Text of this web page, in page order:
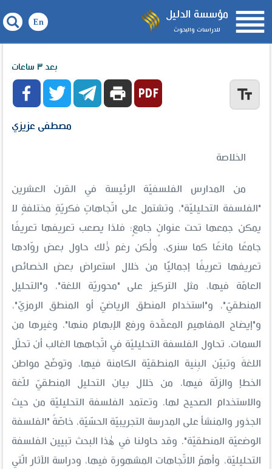
مؤسسة الدليل
للدراسات والبحوث 
الفلسفة التحليليّة وأثرها على المعرفة الدينية
بعد ٣ ساعات
   print text_fields
مصطفى عزيزي
الخلاصة
من المدارس الفلسفيّة الرئيسة في القرن العشرين
"الفلسفة التحليليّة"، وتشتمل على اتّجاهاتٍ فكريّةٍ مختلفةٍ لا
يمكن جمعها تحت عنوانٍ جامعٍ؛ فلذا يصعب تعريفها تعريفًا
جامعًا مانعًا كما سنرى، ولٰكن رغم ذٰلك حاول بعض روّادها
تعريفها تعريفًا إجماليًّا من خلال استعراض بعض الخصائص
العامّة فيها، مثل التركيز على "محوريّة اللغة"، و"التحليل
المنطقيّ"، و"استخدام المنطق الرياضيّ أو المنطق الرمزيّ"،
و"إيضاح المفاهيم المعقّدة ورفع الإبهام منها"، وغيرها من
السمات. تحاول الفلسفة التحليليّة في اتّجاهها الغالب أن تحلّل
اللغةَ وتبيّن البِنية المنطقيّة الكامنة فيها، وتوضّح مواطن
الخطإ والزلّة فيها، من خلال بيان التحليل المنطقيّ للّغة
والاستخدام الصحيح لها. وتعتمد الفلسفة التحليليّة من حيث
الجذور والمنشأ على المدرسة التجريبيّة الحسّيّة، خاصّةً "الفلسفة
الوضعيّة المنطقيّة". وقد حاولنا في هٰذا البحث تبيين الفلسفة
التحليليّة، وأهمّ الاتّجاهات المشهورة فيها، ودراسة الآثار الّتي